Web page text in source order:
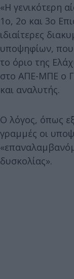
«Η γενικότερη
1ο, 2ο και 3ο
ιδιαίτερες
υποψηφίων, που
το όριο της
στο ΑΠΕ-ΜΠΕ ο
και αναλυτής.
Ο λόγος, όπως
γραμμές οι
δυσκολίας».